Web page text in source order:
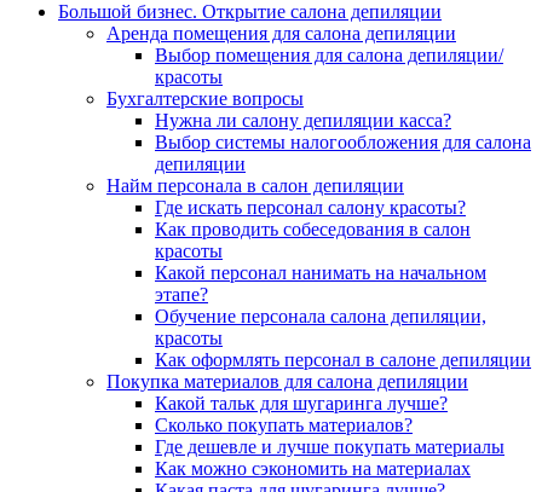
Большой бизнес. Открытие салона депиляции
Аренда помещения для салона депиляции
Выбор помещения для салона депиляции/
красоты
Бухгалтерские вопросы
Нужна ли салону депиляции касса?
Выбор системы налогообложения для салона
депиляции
Найм персонала в салон депиляции
Где искать персонал салону красоты?
Как проводить собеседования в салон
красоты
Какой персонал нанимать на начальном
этапе?
Обучение персонала салона депиляции,
красоты
Как оформлять персонал в салоне депиляции
Покупка материалов для салона депиляции
Какой тальк для шугаринга лучше?
Сколько покупать материалов?
Где дешевле и лучше покупать материалы
Как можно сэкономить на материалах